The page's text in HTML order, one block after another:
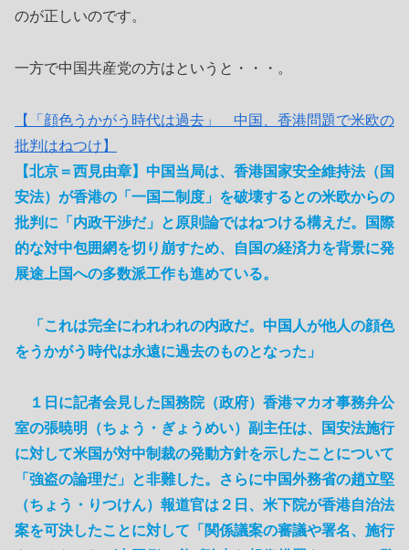
のが正しいのです。
一方で中国共産党の方はというと・・・。
【「顔色うかがう時代は過去」 中国、香港問題で米欧の
批判はねつけ】
【北京＝西見由章】中国当局は、香港国家安全維持法（国
安法）が香港の「一国二制度」を破壊するとの米欧からの
批判に「内政干渉だ」と原則論ではねつける構えだ。国際
的な対中包囲網を切り崩すため、自国の経済力を背景に発
展途上国への多数派工作も進めている。
「これは完全にわれわれの内政だ。中国人が他人の顔色
をうかがう時代は永遠に過去のものとなった」
１日に記者会見した国務院（政府）香港マカオ事務弁公
室の張暁明（ちょう・ぎょうめい）副主任は、国安法施行
に対して米国が対中制裁の発動方針を示したことについて
「強盗の論理だ」と非難した。さらに中国外務省の趙立堅
（ちょう・りつけん）報道官は２日、米下院が香港自治法
案を可決したことに対して「関係議案の審議や署名、施行